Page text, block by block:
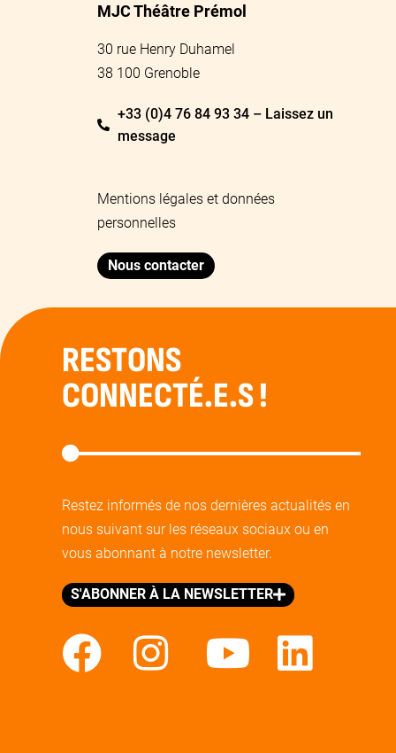
MJC Théâtre Prémol
30 rue Henry Duhamel
38 100 Grenoble
+33 (0)4 76 84 93 34 – Laissez un
message
Mentions légales et données
personnelles
Nous contacter
RESTONS
CONNECTÉ.E.S !
Restez informés de nos dernières actualités en
nous suivant sur les réseaux sociaux ou en
vous abonnant à notre newsletter.
S'ABONNER À LA NEWSLETTER